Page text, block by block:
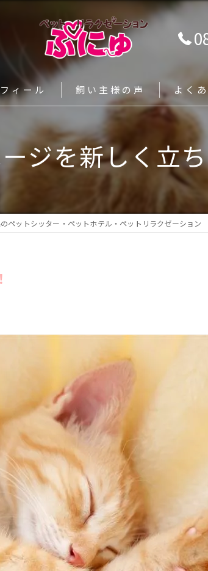
ィール 飼い主様の声 よく
ジを新しく立
ペットシッター・ペットホテル・ペットリラクゼーション